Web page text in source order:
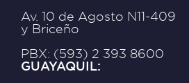
Av. 10 de Agosto N11-409
y Briceño
PBX: (593) 2 393 8600
GUAYAQUIL: